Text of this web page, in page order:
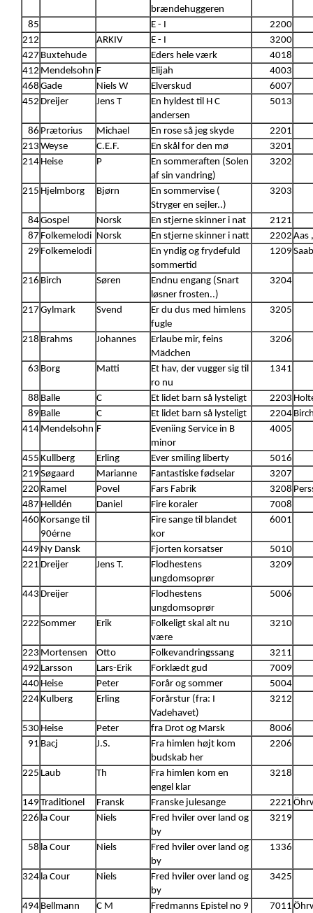
brændehuggeren
85 E - I
2200
212
ARKIV E - I
3200
427 Buxtehude Eders hele værk
4018
412 Mendelsohn F Elijah
4003
468 Gade Niels W Elverskud
6007
452 Dreijer Jens T
En hyldest til H C
andersen
5013
86 Prætorius Michael En rose så jeg skyde
2201
213 Weyse C.E.F. En skål for den mø
3201
214 Heise P
En sommeraften (Solen
af sin vandring)
3202
215 Hjelmborg Bjørn
En sommervise (
Stryger en sejler..)
3203
84Gospel Norsk En stjerne skinner i nat
2121
87 Folkemelodi Norsk En stjerne skinner i natt 2202 Aas
29 Folkemelodi
En yndig og frydefuld
sommertid
1209
216 Birch Søren
Endnu engang (Snart
løsner frosten..)
3204
217 Gylmark Svend
Er du dus med himlens
fugle
3205
218 Brahms Johannes
Erlaube mir, feins
Mädchen
3206
63 Borg Matti
Et hav, der vugger sig til
ro nu
1341
88 Balle C Et lidet barn så lysteligt 2203
89 Balle C Et lidet barn så lysteligt 2204
414 Mendelsohn F
Eveniing Service in B
minor
4005
455 Kullberg Erling Ever smiling liberty
5016
219 Søgaard Marianne Fantastiske fødselar
3207
220 Ramel Povel Fars Fabrik 3208
487 Helldén Daniel Fire koraler
7008
460Korsange til
90érne
Fire sange til blandet
kor
6001
449 Ny Dansk Fjorten korsatser
5010
221 Dreijer Jens T.
Flodhestens
ungdomsoprør
3209
443 Dreijer
Flodhestens
ungdomsoprør
5006
222 Sommer Erik
Folkeligt skal alt nu
være
3210
223 Mortensen Otto Folkevandringssang
3211
492 Larsson Lars-Erik Forklædt gud
7009
440 Heise Peter Forår og sommer
5004
224Kulberg Erling
Forårstur (fra: I
Vadehavet)
3212
530 Heise Peter fra Drot og Marsk
8006
91 Bacj J.S.
Fra himlen højt kom
budskab her
2206
225 Laub Th
Fra himlen kom en
engel klar
3218
149 Traditionel Fransk Franske julesange 2221
226 la Cour Niels
Fred hviler over land og
by
3219
58 la Cour Niels
Fred hviler over land og
by
1336
324 la Cour Niels
Fred hviler over land og
by
3425
494 Bellmann C M Fredmanns Epistel no 9 7011